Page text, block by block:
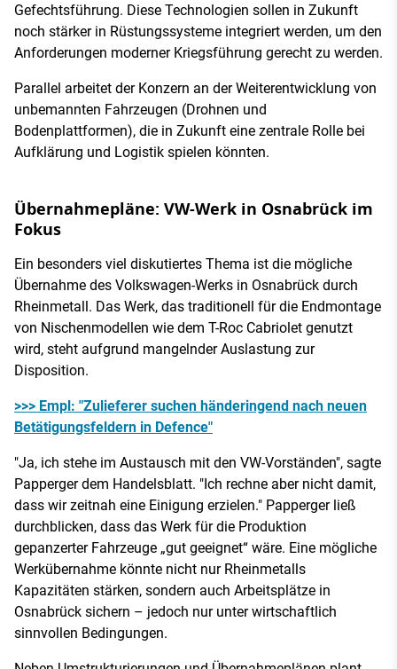
Gefechtsführung. Diese Technologien sollen in Zukunft
noch stärker in Rüstungssysteme integriert werden, um den
Anforderungen moderner Kriegsführung gerecht zu werden.
Parallel arbeitet der Konzern an der Weiterentwicklung von
unbemannten Fahrzeugen (Drohnen und
Bodenplattformen), die in Zukunft eine zentrale Rolle bei
Aufklärung und Logistik spielen könnten.
Übernahmepläne: VW-Werk in Osnabrück im
Fokus
Ein besonders viel diskutiertes Thema ist die mögliche
Übernahme des Volkswagen-Werks in Osnabrück durch
Rheinmetall. Das Werk, das traditionell für die Endmontage
von Nischenmodellen wie dem T-Roc Cabriolet genutzt
wird, steht aufgrund mangelnder Auslastung zur
Disposition.
>>> Empl: "Zulieferer suchen händeringend nach neuen
Betätigungsfeldern in Defence"
"Ja, ich stehe im Austausch mit den VW-Vorständen", sagte
Papperger dem Handelsblatt. "Ich rechne aber nicht damit,
dass wir zeitnah eine Einigung erzielen." Papperger ließ
durchblicken, dass das Werk für die Produktion
gepanzerter Fahrzeuge „gut geeignet“ wäre. Eine mögliche
Werkübernahme könnte nicht nur Rheinmetalls
Kapazitäten stärken, sondern auch Arbeitsplätze in
Osnabrück sichern – jedoch nur unter wirtschaftlich
sinnvollen Bedingungen.